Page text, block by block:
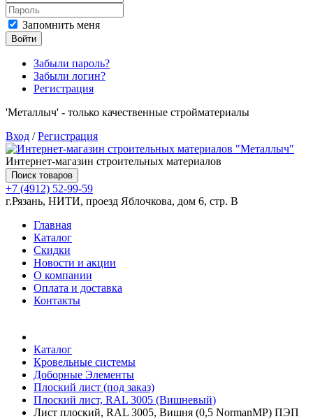
Запомнить меня
Войти
Забыли пароль?
Забыли логин?
Регистрация
'Металлыч' - только качественные стройматериалы
Вход /Регистрация
Интернет-магазин строительных материалов
Поиск товаров
+7 (4912) 52-99-59
г.Рязань, НИТИ, проезд Яблочкова, дом 6, стр. В
Главная
Каталог
Скидки
Новости и акции
О компании
Оплата и доставка
Контакты
Каталог
Кровельные системы
Доборные Элементы
Плоский лист (под заказ)
Плоский лист, RAL 3005 (Вишневый)
Лист плоский, RAL 3005, Вишня (0,5 NormanMP) ПЭП